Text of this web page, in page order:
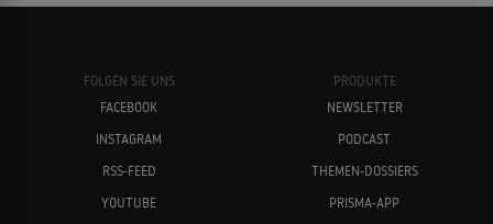
FOLGEN SIE UNS
FACEBOOK
INSTAGRAM
RSS-FEED
YOUTUBE
PRODUKTE
NEWSLETTER
PODCAST
THEMEN-DOSSIERS
PRISMA-APP